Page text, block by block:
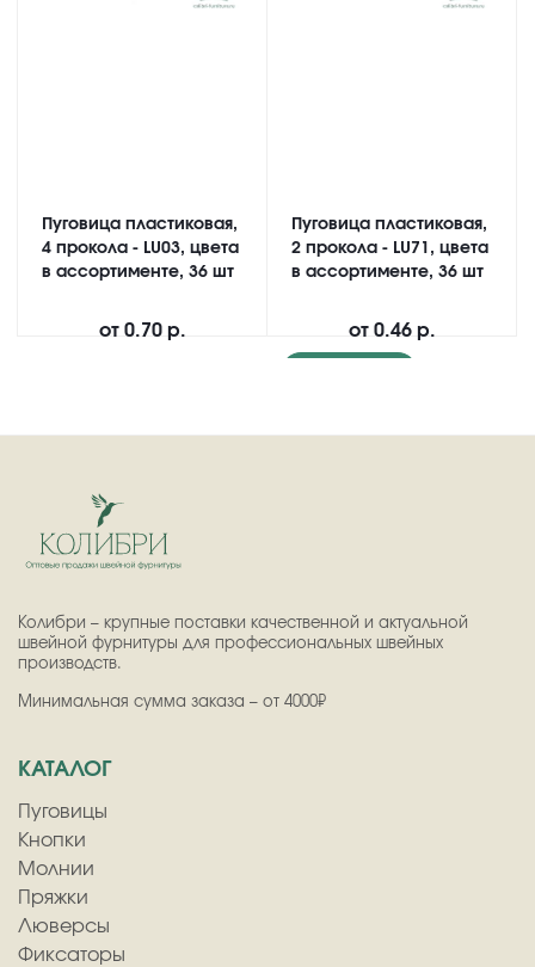
Пуговица пластиковая,
4 прокола - LU03, цвета
в ассортименте, 36 шт
от 0.70 р.
Пуговица пластиковая,
2 прокола - LU71, цвета
в ассортименте, 36 шт
от 0.46 р.
Колибри – крупные поставки качественной и актуальной
швейной фурнитуры для профессиональных швейных
производств.
Минимальная сумма заказа – от 4000₽
КАТАЛОГ
Пуговицы
Кнопки
Молнии
Пряжки
Люверсы
Фиксаторы